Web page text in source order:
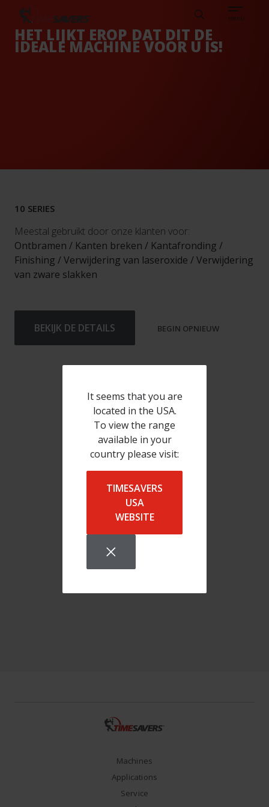
It seems that you are
located in the USA.
To view the range
available in your
country please visit:
TIMESAVERS
USA
WEBSITE
Search menu
HET LIJKT EROP DAT DIT DE
IDEALE MACHINE VOOR U IS!
10 SERIES
Meestal gebruikt door onze klanten voor:
Ontbramen / Kanten breken / Kantafronding /
Finishing / Verwijdering van laseroxide / Verwijdering
van zware slakken
BEKIJK DE DETAILS BEGIN OPNIEUW
Machines
Applications
Service